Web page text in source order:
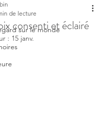
sur le monde
consenti et éclairé
de lecture
: 15 janv.